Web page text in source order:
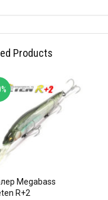
Products
Megabass
R+2